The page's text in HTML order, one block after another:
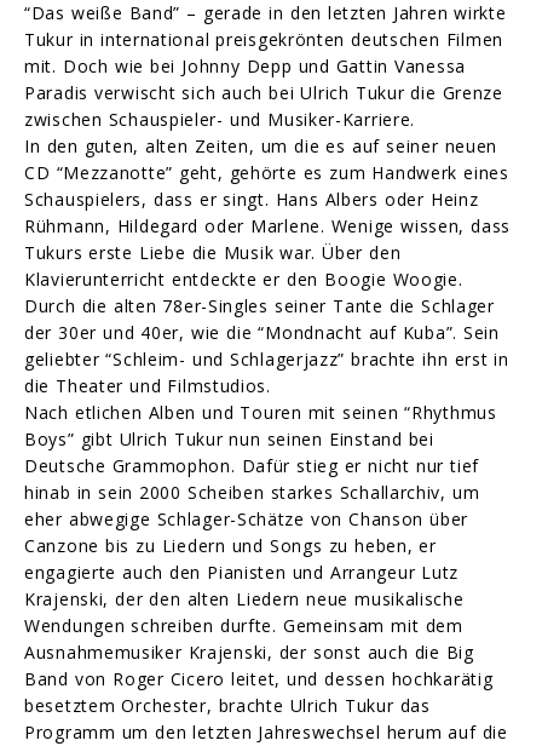
“Das weiße Band” – gerade in den letzten Jahren wirkte
Tukur in international preisgekrönten deutschen Filmen
mit. Doch wie bei Johnny Depp und Gattin Vanessa
Paradis verwischt sich auch bei Ulrich Tukur die Grenze
zwischen Schauspieler- und Musiker-Karriere.
In den guten, alten Zeiten, um die es auf seiner neuen
CD “Mezzanotte” geht, gehörte es zum Handwerk eines
Schauspielers, dass er singt. Hans Albers oder Heinz
Rühmann, Hildegard oder Marlene. Wenige wissen, dass
Tukurs erste Liebe die Musik war. Über den
Klavierunterricht entdeckte er den Boogie Woogie.
Durch die alten 78er-Singles seiner Tante die Schlager
der 30er und 40er, wie die “Mondnacht auf Kuba”. Sein
geliebter “Schleim- und Schlagerjazz” brachte ihn erst in
die Theater und Filmstudios.
Nach etlichen Alben und Touren mit seinen “Rhythmus
Boys” gibt Ulrich Tukur nun seinen Einstand bei
Deutsche Grammophon. Dafür stieg er nicht nur tief
hinab in sein 2000 Scheiben starkes Schallarchiv, um
eher abwegige Schlager-Schätze von Chanson über
Canzone bis zu Liedern und Songs zu heben, er
engagierte auch den Pianisten und Arrangeur Lutz
Krajenski, der den alten Liedern neue musikalische
Wendungen schreiben durfte. Gemeinsam mit dem
Ausnahmemusiker Krajenski, der sonst auch die Big
Band von Roger Cicero leitet, und dessen hochkarätig
besetztem Orchester, brachte Ulrich Tukur das
Programm um den letzten Jahreswechsel herum auf die